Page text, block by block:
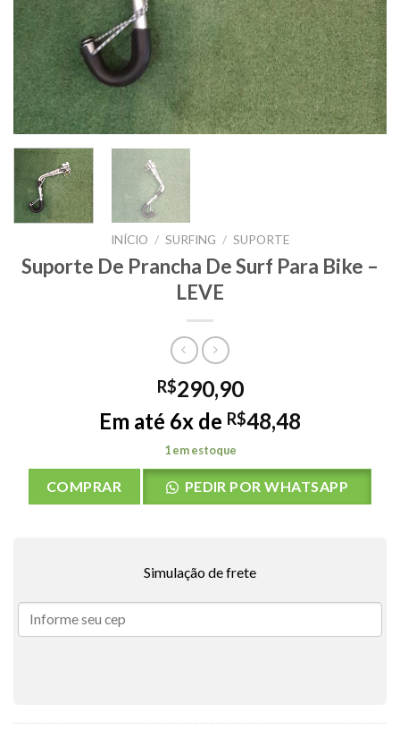
INÍCIO / SURFING / SUPORTE
Suporte De Prancha De Surf Para Bike –
LEVE
R$290,90
Em até 6x de R$48,48
1 em estoque
COMPRAR PEDIR POR WHATSAPP
Simulação de frete